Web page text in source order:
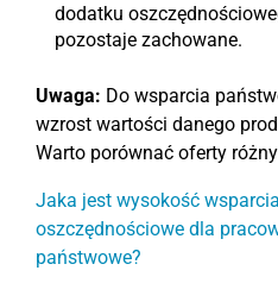
dodatku
pozostaje zachowane.
Uwaga: Do wsparcia
wzrost wartości danego
Warto porównać oferty
Jaka jest wysokość
oszczędnościowe dla
państwowe?